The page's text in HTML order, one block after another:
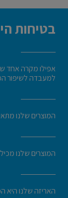
בטיחות
אפילו מקרה אחד
למעבדה לשיפור
המוצרים שלנו
המוצרים שלנו
האריזה שלנו היא